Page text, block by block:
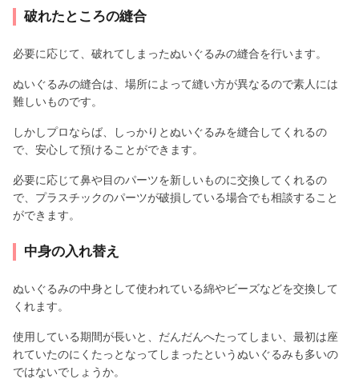
破れたところの縫合
必要に応じて、破れてしまったぬいぐるみの縫合を行います。
ぬいぐるみの縫合は、場所によって縫い方が異なるので素人には
難しいものです。
しかしプロならば、しっかりとぬいぐるみを縫合してくれるの
で、安心して預けることができます。
必要に応じて鼻や目のパーツを新しいものに交換してくれるの
で、プラスチックのパーツが破損している場合でも相談すること
ができます。
中身の入れ替え
ぬいぐるみの中身として使われている綿やビーズなどを交換して
くれます。
使用している期間が長いと、だんだんへたってしまい、最初は座
れていたのにくたっとなってしまったというぬいぐるみも多いの
ではないでしょうか。